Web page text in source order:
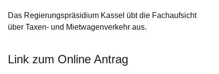
Das Regierungspräsidium Kassel übt die Fachaufsicht
über Taxen- und Mietwagenverkehr aus.
Link zum Online Antrag